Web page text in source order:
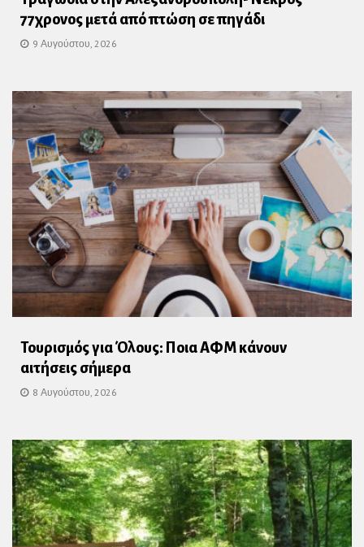
77χρονος μετά από πτώση σε πηγάδι
9 Αυγούστου, 2026
Τουρισμός για Όλους: Ποια ΑΦΜ κάνουν
αιτήσεις σήμερα
8 Αυγούστου, 2026